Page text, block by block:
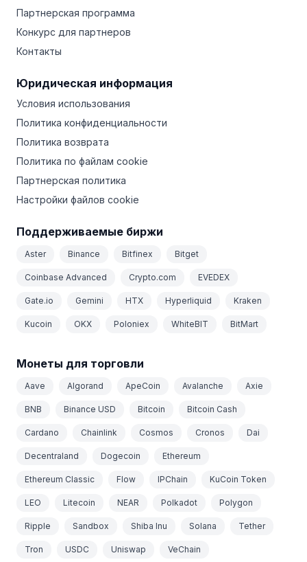
Партнерская программа
Конкурс для партнеров
Контакты
Юридическая информация
Условия использования
Политика конфиденциальности
Политика возврата
Политика по файлам cookie
Партнерская политика
Настройки файлов cookie
Поддерживаемые биржи
Aster Binance Bitfinex Bitget
Coinbase Advanced Crypto.com EVEDEX
Gate.io Gemini HTX Hyperliquid Kraken
Kucoin OKX Poloniex WhiteBIT BitMart
Монеты для торговли
Aave Algorand ApeCoin Avalanche Axie
BNB Binance USD Bitcoin Bitcoin Cash
Cardano Chainlink Cosmos Cronos Dai
Decentraland Dogecoin Ethereum
Ethereum Classic Flow IPChain KuCoin Token
LEO Litecoin NEAR Polkadot Polygon
Ripple Sandbox Shiba Inu Solana Tether
Tron USDC Uniswap VeChain